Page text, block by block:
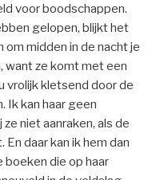
voor boodschappen.
gelopen, blijkt het
midden in de nacht je
ze komt met een
vrolijk kletsend door de
Ik kan haar geen
niet aanraken, als de
daar kan ik hem dan
boeken die op haar